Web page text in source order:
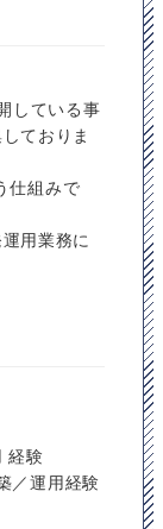
している事
ておりま
仕組みで
用業務に
経験
／運用経験